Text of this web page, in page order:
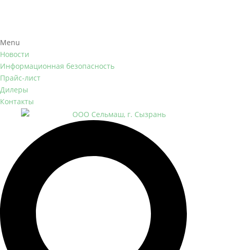
Menu
Новости
Информационная безопасность
Прайс-лист
Дилеры
Контакты